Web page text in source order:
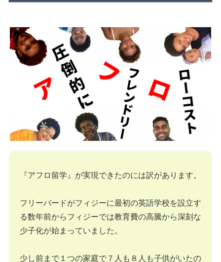
『アフロ留学』が実現できたのには訳があります。
フリーバードがフィジーに最初の英語学校を設立す
る数年前からフィジーでは教育費の高騰から深刻な
少子化が始まっていました。
少し前まで１つの家庭で７人も８人も子供がいたの